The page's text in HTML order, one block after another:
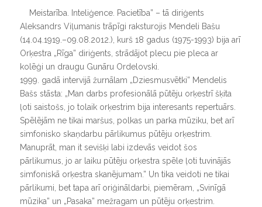
Meistarība. Inteliģence. Pacietība” – tā diriģents
Aleksandrs Viļumanis trāpīgi raksturojis Mendeli Bašu
(14.04.1919.–09.08.2012.), kurš 18 gadus (1975-1993) bija arī
Orķestra „Rīga” diriģents, strādājot plecu pie pleca ar
kolēģi un draugu Gunāru Ordelovski.
1999. gadā intervijā žurnālam „Dziesmusvētki” Mendelis
Bašs stāsta: „Man darbs profesionālā pūtēju orķestrī šķita
ļoti saistošs, jo tolaik orķestrim bija interesants repertuārs.
Spēlējām ne tikai maršus, polkas un parka mūziku, bet arī
simfonisko skaņdarbu pārlikumus pūtēju orķestrim.
Manuprāt, man it sevišķi labi izdevās veidot šos
pārlikumus, jo ar laiku pūtēju orķestra spēle ļoti tuvinājās
simfoniskā orķestra skanējumam.” Un tika veidoti ne tikai
pārlikumi, bet tapa arī oriģināldarbi, piemēram, „Svinīgā
mūzika” un „Pasaka” mežragam un pūtēju orķestrim.